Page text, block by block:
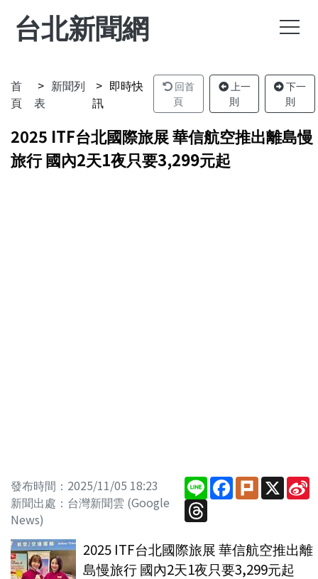
台北新聞網
首
頁
新聞列
表
即時快
訊
回首
頁
上一
則
下一
則
2025 ITF台北國際旅展 華信航空推出離島慢
旅行 國內2天1夜只要3,299元起
發布時間：2025/11/05 18:23
新聞出處：台灣新聞雲 (Google
News)
LineFacebook
PlurkX
Threads
2025 ITF台北國際旅展 華信航空推出離
島慢旅行 國內2天1夜只要3,299元起